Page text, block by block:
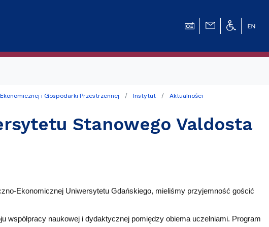
i Gospodarki Przestrzennej Instytut
Aktualności
Stanowego Valdosta
Ekonomicznej Uniwersytetu Gdańskiego, mieliśmy przyjemność gościć
współpracy naukowej i dydaktycznej pomiędzy obiema uczelniami. Program